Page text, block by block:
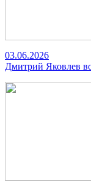
03.06.2026
Дмитрий Яковлев